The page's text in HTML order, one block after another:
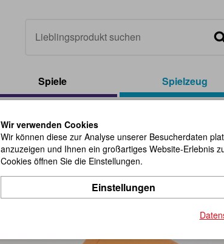
Spiele Spielzeug
Wir verwenden Cookies
Wir können diese zur Analyse unserer Besucherdaten
anzuzeigen und Ihnen ein großartiges Website-Erlebnis
Cookies öffnen Sie die Einstellungen.
Einstellungen